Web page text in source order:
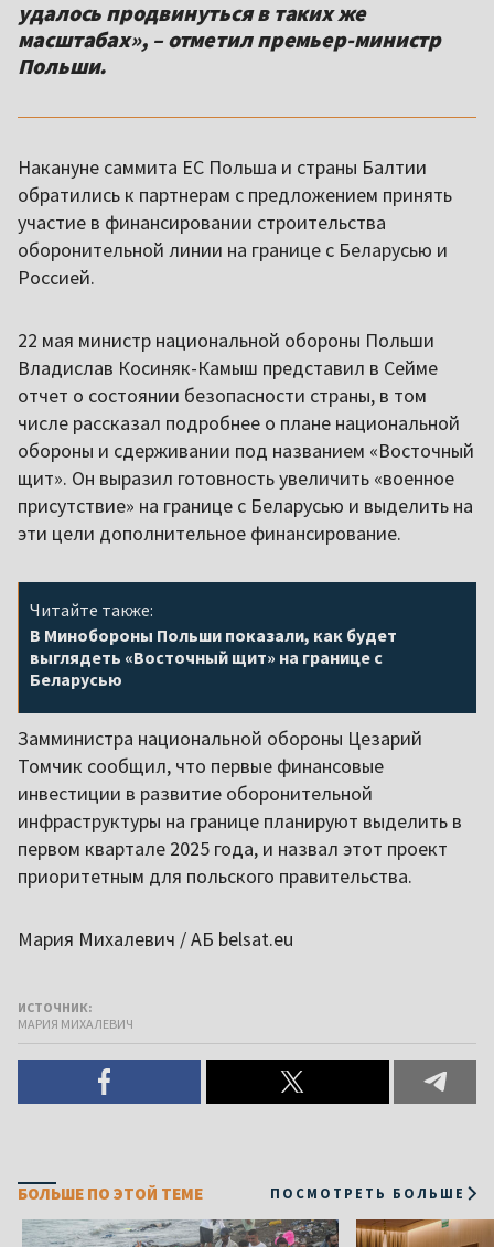
удалось продвинуться в таких же
масштабах», – отметил премьер-министр
Польши.
Накануне саммита ЕС Польша и страны Балтии
обратились к партнерам с предложением принять
участие в финансировании строительства
оборонительной линии на границе с Беларусью и
Россией.
22 мая министр национальной обороны Польши
Владислав Косиняк-Камыш представил в Сейме
отчет о состоянии безопасности страны, в том
числе рассказал подробнее о плане национальной
обороны и сдерживании под названием «Восточный
щит». Он выразил готовность увеличить «военное
присутствие» на границе с Беларусью и выделить на
эти цели дополнительное финансирование.
Читайте также:
В Минобороны Польши показали, как будет
выглядеть «Восточный щит» на границе с
Беларусью
Замминистра национальной обороны Цезарий
Томчик сообщил, что первые финансовые
инвестиции в развитие оборонительной
инфраструктуры на границе планируют выделить в
первом квартале 2025 года, и назвал этот проект
приоритетным для польского правительства.
Мария Михалевич / АБ belsat.eu
ИСТОЧНИК:
МАРИЯ МИХАЛЕВИЧ
БОЛЬШЕ ПО ЭТОЙ ТЕМЕ ПОСМОТРЕТЬ БОЛЬШЕ